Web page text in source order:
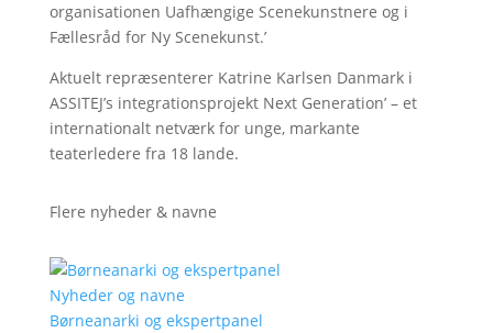
organisationen Uafhængige Scenekunstnere og i
Fællesråd for Ny Scenekunst.’
Aktuelt repræsenterer Katrine Karlsen Danmark i
ASSITEJ’s integrationsprojekt Next Generation’ – et
internationalt netværk for unge, markante
teaterledere fra 18 lande.
Flere nyheder & navne
Nyheder og navne
Børneanarki og ekspertpanel